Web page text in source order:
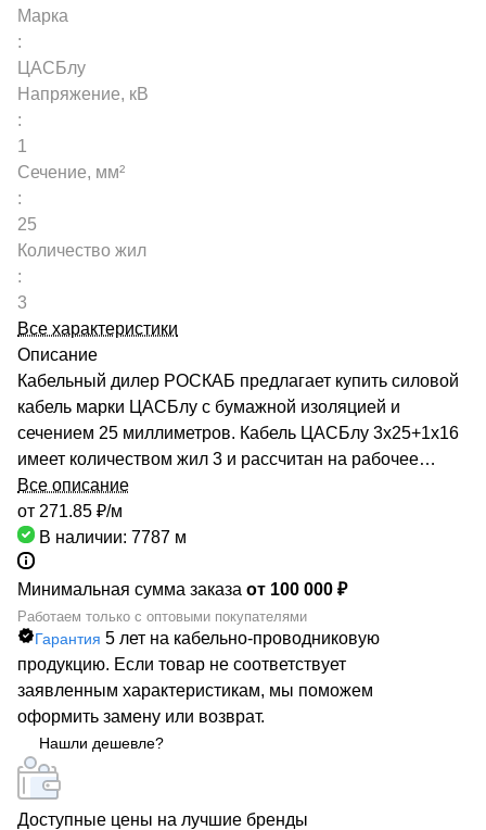
Марка
:
ЦАСБлу
Напряжение, кВ
:
1
Сечение, мм²
:
25
Количество жил
:
3
Все характеристики
Описание
Кабельный дилер РОСКАБ предлагает купить силовой
кабель марки ЦАСБлу с бумажной изоляцией и
сечением 25 миллиметров. Кабель ЦАСБлу 3х25+1х16
имеет количеством жил 3 и рассчитан на рабочее
напряжение до 1 киловольт. Качество продукции
подтверждено сертификатами производителей и
Госстандарта. Мы гарантируем низкие цены за счет
сотрудничества с такими предприятиями, как ОАО
«СЕВКАБЕЛЬ», ОАО «КАМКАБЕЛЬ», ОАО «ЭКЗ».
Каталог компании насчитывает более 70000
маркоразмеров кабельно-проводниковой продукции.
Быстрая доставка кабеля ЦАСБлу 3х25+1х16
обеспечивается большой сетью собственных складов
по всей России. РОСКАБ – ваш надежный партнер!
Все описание
от 271.85 ₽/м
В наличии: 7787 м
Минимальная сумма заказа от 100 000 ₽
Работаем только с оптовыми покупателями
Гарантия 5 лет на кабельно-проводниковую
продукцию. Если товар не соответствует
заявленным характеристикам, мы поможем
оформить замену или возврат.
Нашли дешевле?
Доступные цены на лучшие бренды